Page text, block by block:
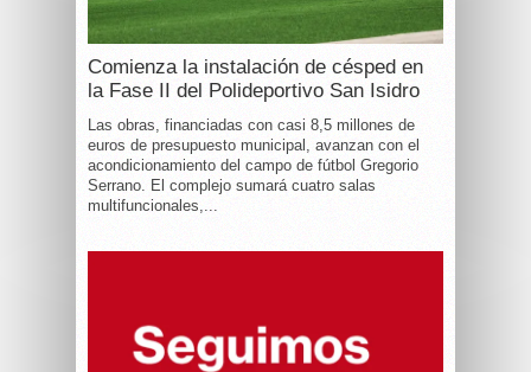
Comienza la instalación de césped en
la Fase II del Polideportivo San Isidro
Las obras, financiadas con casi 8,5 millones de
euros de presupuesto municipal, avanzan con el
acondicionamiento del campo de fútbol Gregorio
Serrano. El complejo sumará cuatro salas
multifuncionales,...